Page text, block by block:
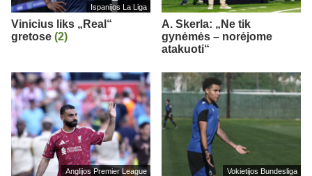
Ispanijos La Liga
Vinicius liks „Real“
gretose (2)
A. Skerla: „Ne tik
gynėmės – norėjome
atakuoti“
Anglijos Premier League Vokietijos Bundesliga